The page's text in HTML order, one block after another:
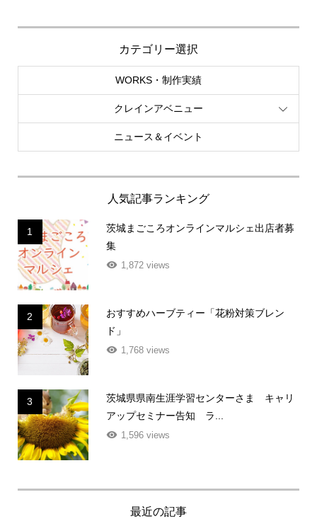
カテゴリー選択
WORKS・制作実績
クレインアベニュー
ニュース＆イベント
人気記事ランキング
1
茨城まごころオンラインマルシェ出店者募
集
1,872 views
2
おすすめハーブティー「花粉対策ブレン
ド」
1,768 views
3
茨城県県南生涯学習センターさま キャリ
アップセミナー告知 ラ...
1,596 views
最近の記事